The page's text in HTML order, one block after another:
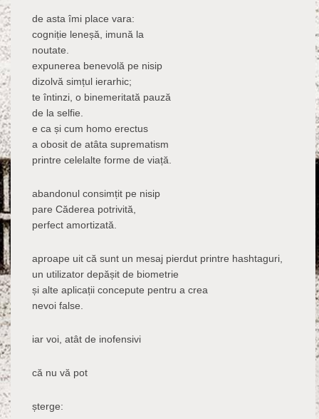
de asta îmi place vara:
cogniție leneșă, imună la
noutate.
expunerea benevolă pe nisip
dizolvă simțul ierarhic;
te întinzi, o binemeritată pauză
de la selfie.
e ca și cum homo erectus
a obosit de atâta suprematism
printre celelalte forme de viață.
abandonul consimțit pe nisip
pare Căderea potrivită,
perfect amortizată.
aproape uit că sunt un mesaj pierdut printre hashtaguri,
un utilizator depășit de biometrie
și alte aplicații concepute pentru a crea
nevoi false.
iar voi, atât de inofensivi
că nu vă pot
șterge: